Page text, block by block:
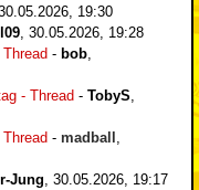
19:30
30.05.2026, 19:28
- bob
- Thread - TobyS
- madball
Jung 30.05.2026, 19:17